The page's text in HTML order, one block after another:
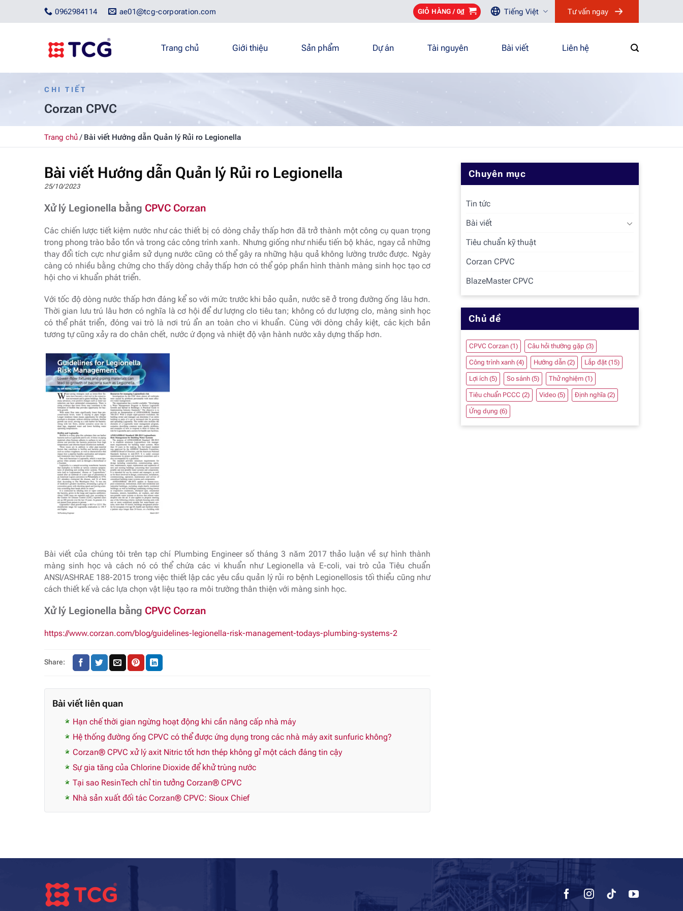
ae01@tcg-corporation.com
0962984114 GIỎ HÀNG / 0₫ Tiếng Việt Tư vấn ngay
Trang chủ Giới thiệu Sản phẩm Dự án Tài nguyên Bài viết Liên hệ
CHI TIẾT
Corzan CPVC
Trang chủ/ Bài viết Hướng dẫn Quản lý Rủi ro Legionella
Bài viết Hướng dẫn Quản lý Rủi ro Legionella
25/10/2023
Xử lý Legionella bằng CPVC Corzan
Các chiến lược tiết kiệm nước như các thiết bị có dòng chảy thấp hơn đã trở thành một công cụ quan trọng
trong phong trào bảo tồn và trong các công trình xanh. Nhưng giống như nhiều tiến bộ khác, ngay cả những
thay đổi tích cực như giảm sử dụng nước cũng có thể gây ra những hậu quả không lường trước được. Ngày
càng có nhiều bằng chứng cho thấy dòng chảy thấp hơn có thể góp phần hình thành màng sinh học tạo cơ
hội cho vi khuẩn phát triển.
Với tốc độ dòng nước thấp hơn đáng kể so với mức trước khi bảo quản, nước sẽ ở trong đường ống lâu hơn.
Thời gian lưu trú lâu hơn có nghĩa là cơ hội để dư lượng clo tiêu tan; không có dư lượng clo, màng sinh học
có thể phát triển, đóng vai trò là nơi trú ẩn an toàn cho vi khuẩn. Cùng với dòng chảy kiệt, các kịch bản
tương tự cũng xảy ra do chân chết, nước ứ đọng và nhiệt độ vận hành nước xây dựng thấp hơn.
Bài viết của chúng tôi trên tạp chí Plumbing Engineer số tháng 3 năm 2017 thảo luận về sự hình thành
màng sinh học và cách nó có thể chứa các vi khuẩn như Legionella và E-coli, vai trò của Tiêu chuẩn
ANSI/ASHRAE 188-2015 trong việc thiết lập các yêu cầu quản lý rủi ro bệnh Legionellosis tối thiểu cũng như
cách thiết kế và các lựa chọn vật liệu tạo ra môi trường thân thiện với màng sinh học.
Xử lý Legionella bằng CPVC Corzan
https://www.corzan.com/blog/guidelines-legionella-risk-management-todays-plumbing-systems-2
Share:
Bài viết liên quan
Hạn chế thời gian ngừng hoạt động khi cần nâng cấp nhà máy
Hệ thống đường ống CPVC có thể được ứng dụng trong các nhà máy axit sunfuric không?
Corzan® CPVC xử lý axit Nitric tốt hơn thép không gỉ một cách đáng tin cậy
Sự gia tăng của Chlorine Dioxide để khử trùng nước
Tại sao ResinTech chỉ tin tưởng Corzan® CPVC
Nhà sản xuất đối tác Corzan® CPVC: Sioux Chief
Chuyên mục
Tin tức
Bài viết
Tiêu chuẩn kỹ thuật
Corzan CPVC
BlazeMaster CPVC
Chủ đề
CPVC Corzan (1) Câu hỏi thường gặp (3)
Công trình xanh (4) Hướng dẫn (2) Lắp đặt (15)
Lợi ích (5) So sánh (5) Thử nghiệm (1)
Tiêu chuẩn PCCC (2) Video (5) Định nghĩa (2)
Ứng dụng (6)